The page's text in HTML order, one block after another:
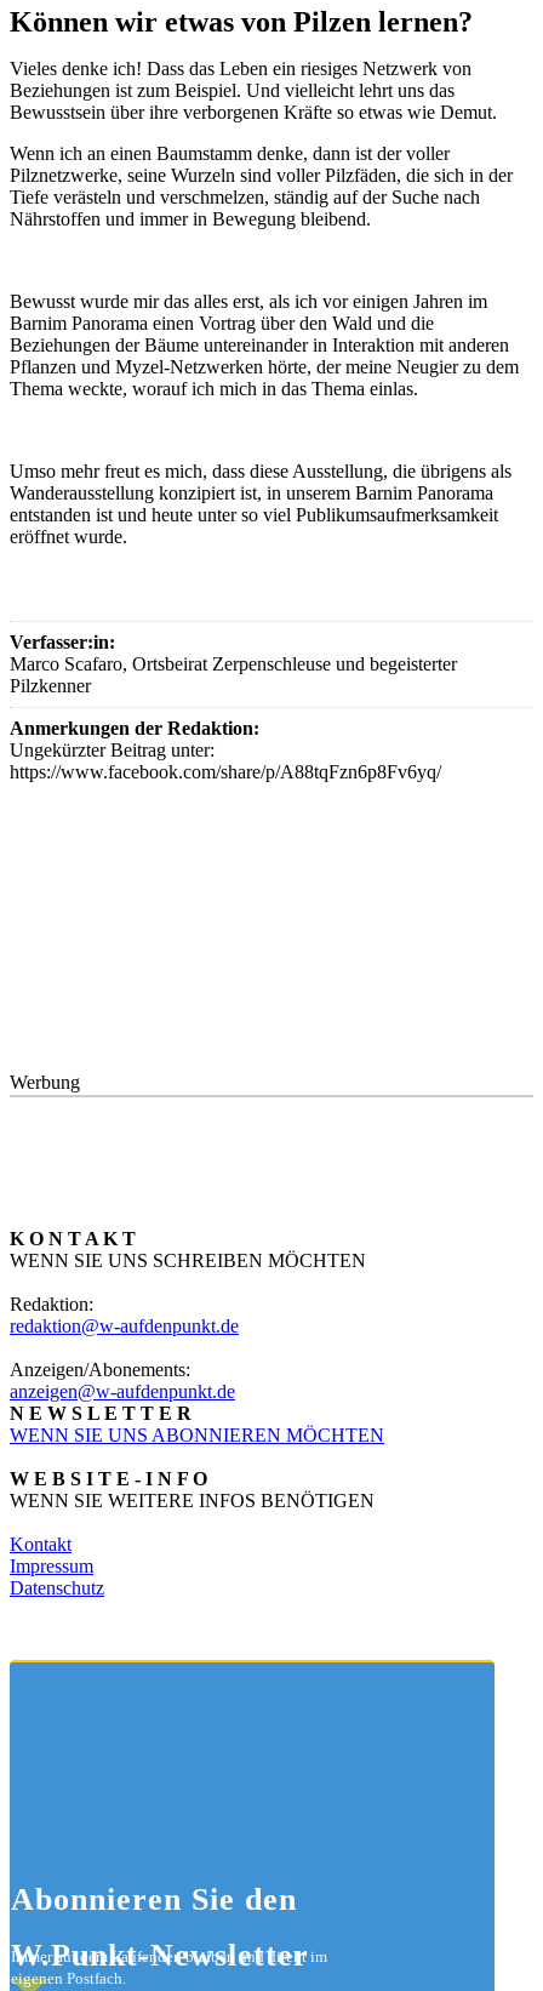
Können wir etwas von Pilzen lernen?
Vieles denke ich! Dass das Leben ein riesiges Netzwerk von
Beziehungen ist zum Beispiel. Und vielleicht lehrt uns das
Bewusstsein über ihre verborgenen Kräfte so etwas wie Demut.
Wenn ich an einen Baumstamm denke, dann ist der voller
Pilznetzwerke, seine Wurzeln sind voller Pilzfäden, die sich in der
Tiefe verästeln und verschmelzen, ständig auf der Suche nach
Nährstoffen und immer in Bewegung bleibend.
Bewusst wurde mir das alles erst, als ich vor einigen Jahren im
Barnim Panorama einen Vortrag über den Wald und die
Beziehungen der Bäume untereinander in Interaktion mit anderen
Pflanzen und Myzel-Netzwerken hörte, der meine Neugier zu dem
Thema weckte, worauf ich mich in das Thema einlas.
Umso mehr freut es mich, dass diese Ausstellung, die übrigens als
Wanderausstellung konzipiert ist, in unserem Barnim Panorama
entstanden ist und heute unter so viel Publikumsaufmerksamkeit
eröffnet wurde.
Verfasser:in:
Marco Scafaro, Ortsbeirat Zerpenschleuse und begeisterter
Pilzkenner
Anmerkungen der Redaktion:
Ungekürzter Beitrag unter:
https://www.facebook.com/share/p/A88tqFzn6p8Fv6yq/
Werbung
K O N T A K T
WENN SIE UNS SCHREIBEN MÖCHTEN
Redaktion:
redaktion@w-aufdenpunkt.de
Anzeigen/Abonements:
anzeigen@w-aufdenpunkt.de
N E W S L E T T E R
WENN SIE UNS ABONNIEREN MÖCHTEN
W E B S I T E - I N F O
WENN SIE WEITERE INFOS BENÖTIGEN
Kontakt
Impressum
Datenschutz
Abonnieren Sie den
W.Punkt-Newsletter
Immer auf dem Laufenden bleiben und direkt im
eigenen Postfach.